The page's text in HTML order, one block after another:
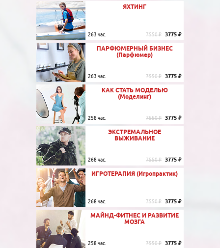
ЯХТИНГ
263 час. 7550 ₽ 3775 ₽
ПАРФЮМЕРНЫЙ БИЗНЕС
(Парфюмер)
263 час. 7550 ₽ 3775 ₽
КАК СТАТЬ МОДЕЛЬЮ
(Моделинг)
258 час. 7550 ₽ 3775 ₽
ЭКСТРЕМАЛЬНОЕ
ВЫЖИВАНИЕ
268 час. 7550 ₽ 3775 ₽
ИГРОТЕРАПИЯ (Игропрактик)
268 час. 7550 ₽ 3775 ₽
МАЙНД-ФИТНЕС И РАЗВИТИЕ
МОЗГА
258 час. 7550 ₽ 3775 ₽